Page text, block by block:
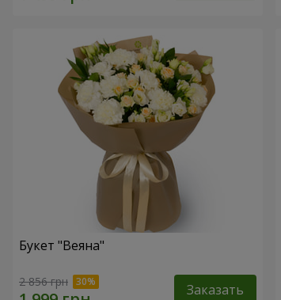
Букет "Веяна"
2 856 грн Заказать